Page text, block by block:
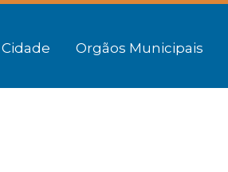
Cidade Orgãos Municipais